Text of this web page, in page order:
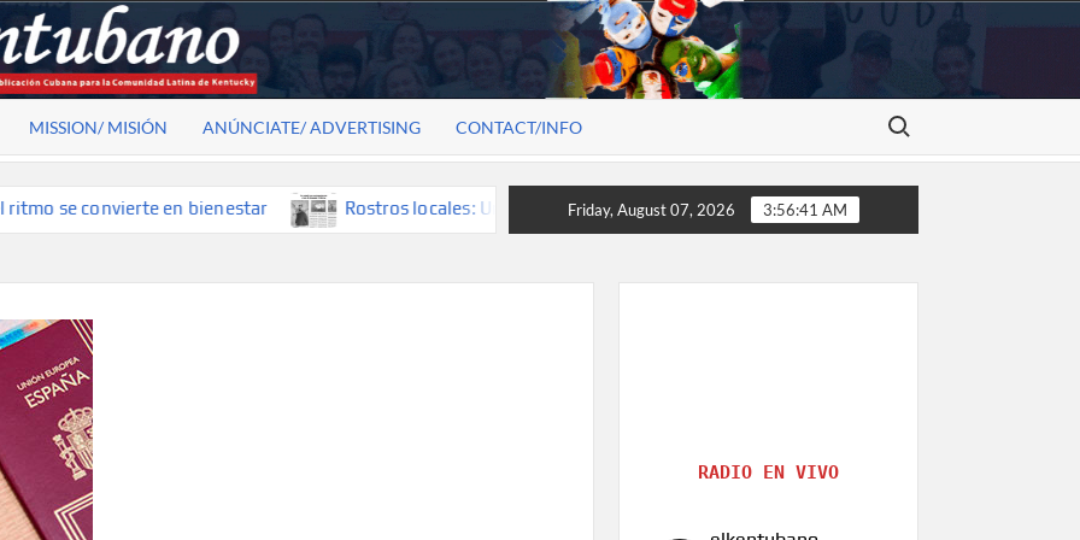
MISSION/ MISIÓN ANÚNCIATE/ ADVERTISING CONTACT/INFO
Search for:
convierte en bienestar Rostros locales: Una mirada que construye historia, el arte de Alexander V. Molina
Friday, August 07, 2026 3:56:41 AM
RADIO EN VIVO